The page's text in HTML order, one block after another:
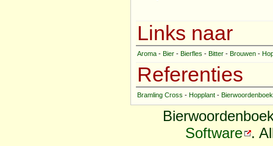
Links naar
Aroma - Bier - Bierfles - Bitter - Brouwen -
Referenties
Bramling Cross - Hopplant - Bierwoordenboek
Software .